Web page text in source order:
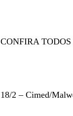
CONFIRA
18/2 – Cimed/